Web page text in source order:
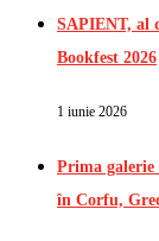
SAPIENT, al
Bookfest 2026
1 iunie 2026
Prima galerie
în Corfu,